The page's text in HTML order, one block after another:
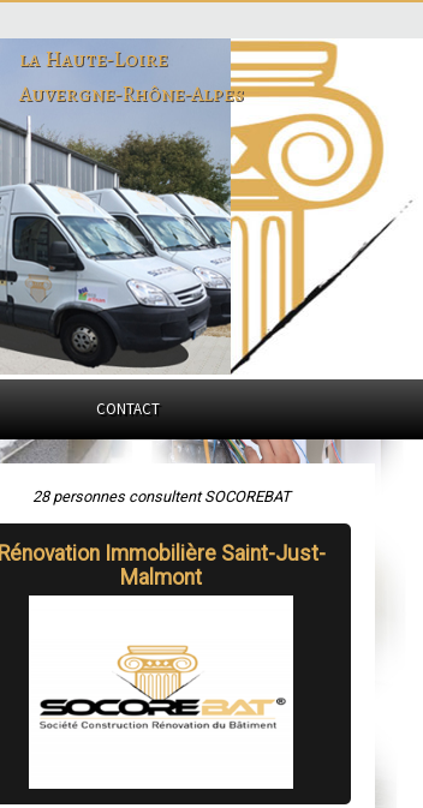
la Haute-Loire
Auvergne-Rhône-Alpes
CONTACT
28 personnes consultent SOCOREBAT
Rénovation Immobilière Saint-Just-
Malmont